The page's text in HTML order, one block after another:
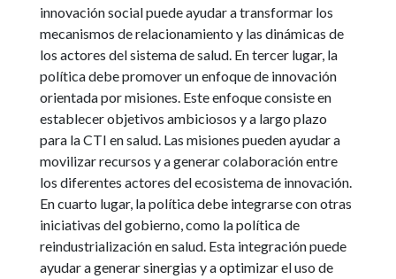
innovación social puede ayudar a transformar los
mecanismos de relacionamiento y las dinámicas de
los actores del sistema de salud. En tercer lugar, la
política debe promover un enfoque de innovación
orientada por misiones. Este enfoque consiste en
establecer objetivos ambiciosos y a largo plazo
para la CTI en salud. Las misiones pueden ayudar a
movilizar recursos y a generar colaboración entre
los diferentes actores del ecosistema de innovación.
En cuarto lugar, la política debe integrarse con otras
iniciativas del gobierno, como la política de
reindustrialización en salud. Esta integración puede
ayudar a generar sinergias y a optimizar el uso de